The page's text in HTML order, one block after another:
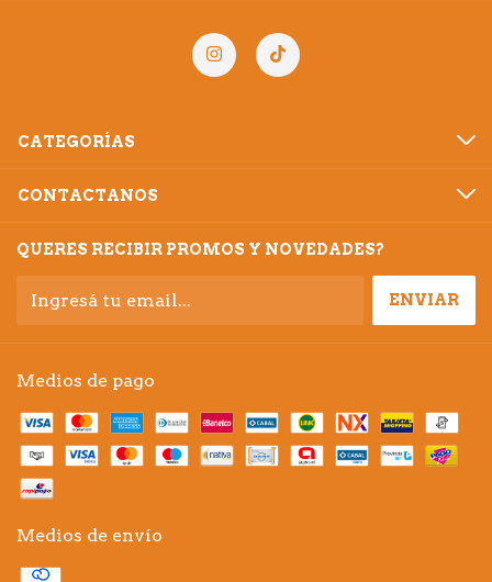
CATEGORÍAS
CONTACTANOS
QUERES RECIBIR PROMOS Y NOVEDADES?
Medios de pago
Medios de envío